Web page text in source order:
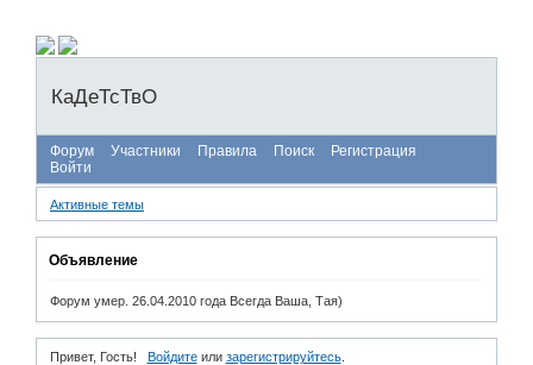
КаДеТсТвО
Форум Участники Правила Поиск
Регистрация
Войти
Активные темы
Объявление
Форум умер. 26.04.2010 года Всегда Ваша, Тая)
Привет, Гость! Войдитеили зарегистрируйтесь.